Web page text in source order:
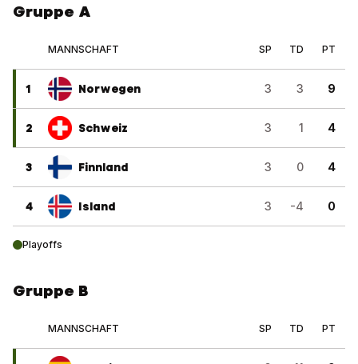
Gruppe A
MANNSCHAFT SP TD PT
1 Norwegen 3 3 9
2 Schweiz 3 1 4
3 Finnland 3 0 4
4 Island 3 -4 0
Playoffs
Gruppe B
MANNSCHAFT SP TD PT